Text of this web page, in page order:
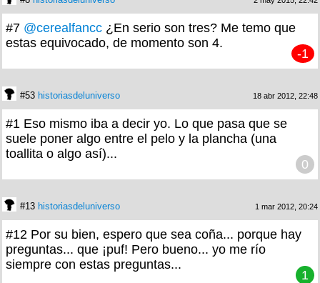
#7 @cerealfancc ¿En serio son tres? Me temo que
estas equivocado, de momento son 4.
-1
#53 historiasdeluniverso 18 abr 2012, 22:48
#1 Eso mismo iba a decir yo. Lo que pasa que se
suele poner algo entre el pelo y la plancha (una
toallita o algo así)...
0
#13 historiasdeluniverso 1 mar 2012, 20:24
#12 Por su bien, espero que sea coña... porque hay
preguntas... que ¡puf! Pero bueno... yo me río
siempre con estas preguntas...
1